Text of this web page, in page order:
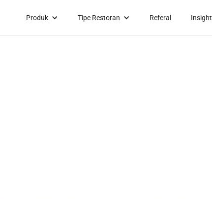
Produk Tipe Restoran Referal Insight